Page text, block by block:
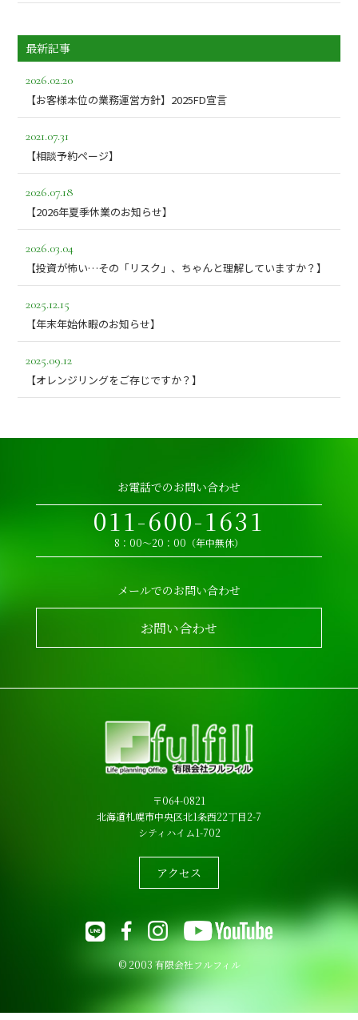
最新記事
2026.02.20
【お客様本位の業務運営方針】2025FD宣言
2021.07.31
【相談予約ページ】
2026.07.18
【2026年夏季休業のお知らせ】
2026.03.04
【投資が怖い…その「リスク」、ちゃんと理解していますか？】
2025.12.15
【年末年始休暇のお知らせ】
2025.09.12
【オレンジリングをご存じですか？】
お電話でのお問い合わせ
011-600-1631
8：00～20：00（年中無休）
メールでのお問い合わせ
お問い合わせ
〒064-0821
北海道札幌市中央区北1条西22丁目2-7
シティハイム1-702
アクセス
© 2003 有限会社フルフィル